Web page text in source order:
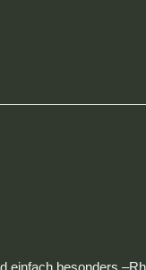
einfach besonders